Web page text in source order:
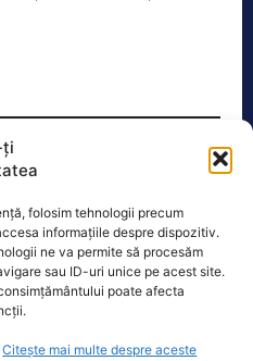
ți
folosim tehnologii precum
informațiile despre dispozitiv.
ne va permite să procesăm
sau ID-uri unice pe acest site.
poate afecta
Citește mai multe despre aceste
BOR
Mihai Viteazul
astăzi, 9 august 2026,
de la tăierea capului lui
la Turda la ordinul[...]